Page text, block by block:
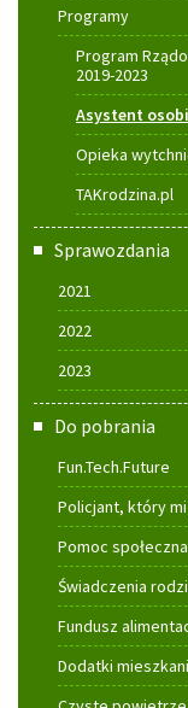
Programy
Program
2019-2023
Asystent
Opieka
TAKrodzina.pl
Sprawozdania
2021
2022
2023
Do pobrania
Fun.Tech.Future
Policjant, który
Pomoc społeczna
Świadczenia
Fundusz
Dodatki